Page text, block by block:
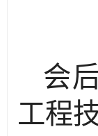
会
工程